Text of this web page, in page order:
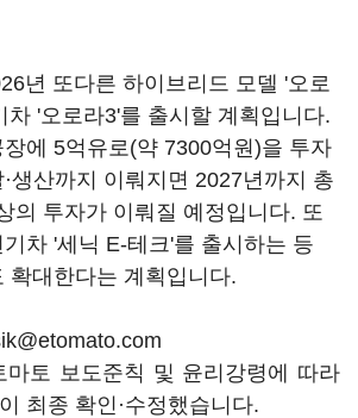
년 또다른 하이브리드 모델 '오로
차 '오로라3'를 출시할 계획입니다.
에 5억유로(약 7300억원)을 투자
생산까지 이뤄지면 2027년까지 총
의 투자가 이뤄질 예정입니다. 또
차 '세닉 E-테크'를 출시하는 등
확대한다는 계획입니다.
마토 보도준칙 및 윤리강령에 따라
최종 확인·수정했습니다.